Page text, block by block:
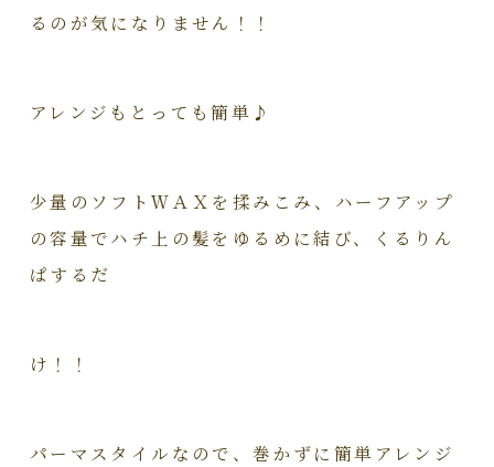
るのが気になりません！！
アレンジもとっても簡単♪
少量のソフトＷＡＸを揉みこみ、ハーフアップ
の容量でハチ上の髪をゆるめに結び、くるりん
ぱするだ
け！！
パーマスタイルなので、巻かずに簡単アレンジ